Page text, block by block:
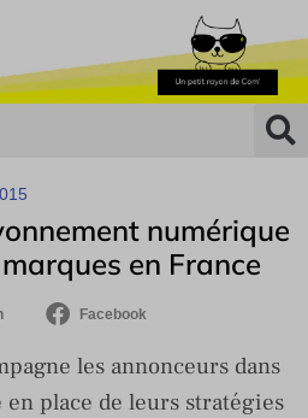
numérique
en France
Facebook
les annonceurs dans
place de leurs stratégies